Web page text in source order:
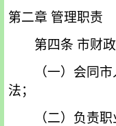
第二章 管理职责
第四条 市财政
（一）会同市
法；
（二）负责职